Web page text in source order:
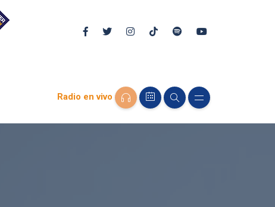
Radio en vivo